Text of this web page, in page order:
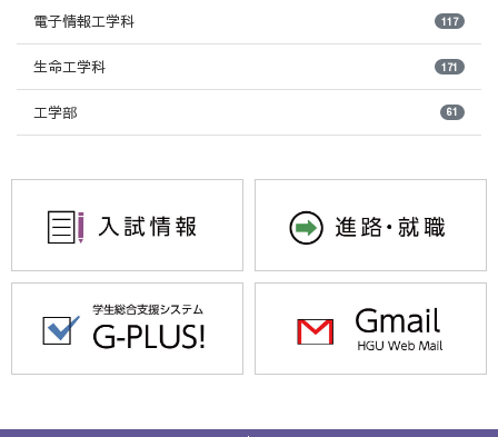
電子情報工学科 117
生命工学科 171
工学部 61